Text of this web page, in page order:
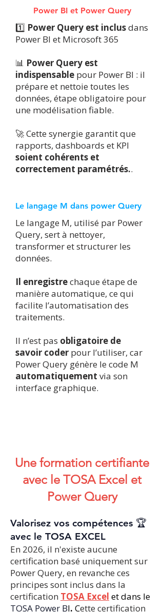
Power BI et Power Query
1️⃣ Power Query est inclusdans
Power BI et Microsoft 365
📊 Power Query est
indispensable pour Power BI : il
prépare et nettoie toutes les
données, étape obligatoire pour
une modélisation fiable.
🚀 Cette synergie garantit que
rapports, dashboards et KPI
soient cohérents et
correctement paramétrés..
Le langage M dans power Query
Le langage M, utilisé par Power
Query, sert à nettoyer,
transformer et structurer les
données.
Il enregistrechaque étape de
manière automatique, ce qui
facilite l’automatisation des
traitements.
Il n’est pas obligatoire de
savoir coder pour l’utiliser, car
Power Query génère le code M
automatiquement via son
interface graphique.
​​​​Une formation certifiante
avec le TOSA Excel et
Power Query
Valorisez vos compétences 🏆
avec le TOSA EXCEL
En 2026, il n'existe aucune
certification basé uniquement sur
Power Query, en revanche ces
principes sont inclus dans la
certification TOSA Excel et dans le
TOSA Power BI. Cette certification